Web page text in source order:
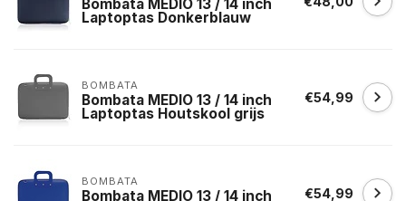
Bombata MEDIO 13 / 14 inch
Laptoptas Donkerblauw
BOMBATA
Bombata MEDIO 13 / 14 inch
Laptoptas Houtskool grijs
€54,99
BOMBATA
Bombata MEDIO 13 / 14 inch €54,99